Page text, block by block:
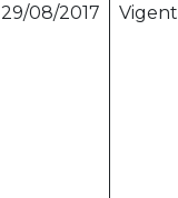
29/08/2017